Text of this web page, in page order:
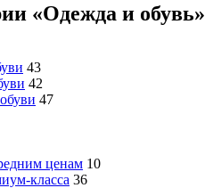
«Одежда и обувь»
43
42
47
ценам 10
класса 36